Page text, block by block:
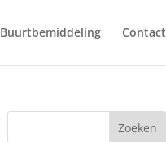
Buurtbemiddeling Contact